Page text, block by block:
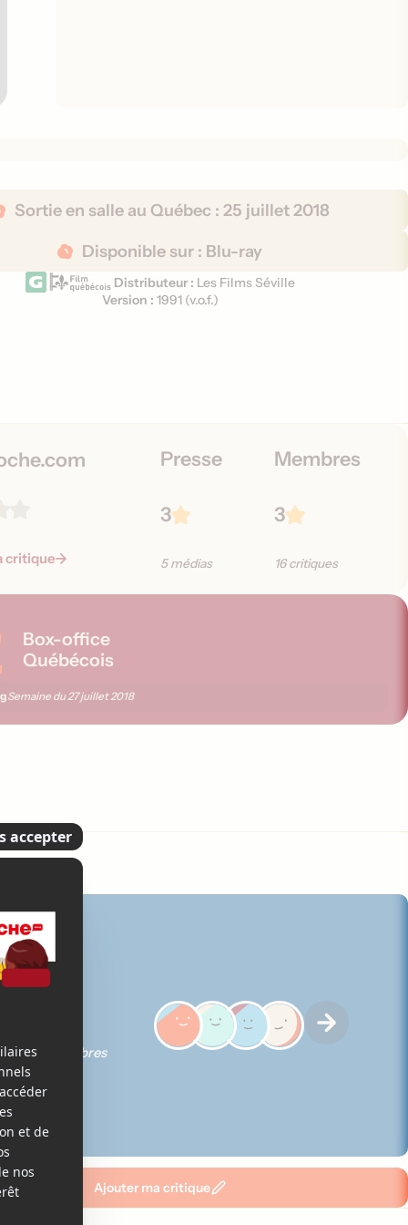
Sortie en salle au Québec :25 juillet 2018
Disponible sur : Blu-ray
Distributeur : Les Films Séville
V
Version : 1991 (v.o.f.)
critique
Presse
3
5 médias
Membres
3
16 critiques
Box-office
Québécois
Semaine du27 juillet 2018
des membres
Ajouter ma critique